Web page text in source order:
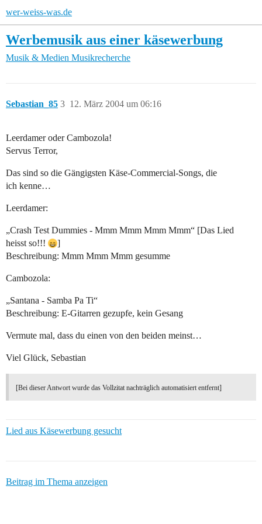
wer-weiss-was.de
Werbemusik aus einer käsewerbung
Musik & Medien Musikrecherche
Sebastian_85 12. März 2004 um 06:16
3
Leerdamer oder Cambozola!
Servus Terror,
Das sind so die Gängigsten Käse-Commercial-Songs, die
ich kenne…
Leerdamer:
„Crash Test Dummies - Mmm Mmm Mmm Mmm“ [Das Lied
heisst so!!!
]
Beschreibung: Mmm Mmm Mmm gesumme
Cambozola:
„Santana - Samba Pa Ti“
Beschreibung: E-Gitarren gezupfe, kein Gesang
Vermute mal, dass du einen von den beiden meinst…
Viel Glück, Sebastian
[Bei dieser Antwort wurde das Vollzitat nachträglich automatisiert entfernt]
Lied aus Käsewerbung gesucht
Beitrag im Thema anzeigen